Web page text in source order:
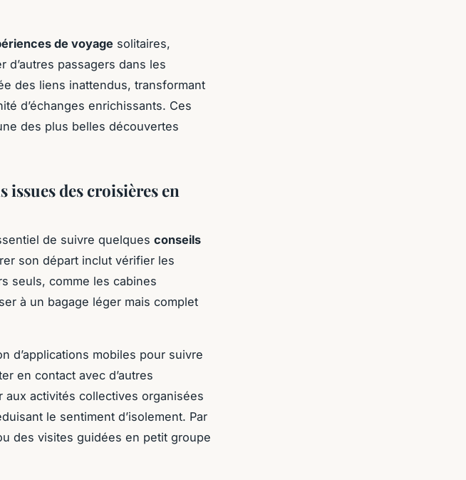
de voyage solitaires,
passagers dans les
des liens inattendus, transformant
d’échanges enrichissants. Ces
des plus belles découvertes
des croisières en
de suivre quelques conseils
son départ inclut vérifier les
seuls, comme les cabines
à un bagage léger mais complet
d’applications mobiles pour suivre
en contact avec d’autres
aux activités collectives organisées
le sentiment d’isolement. Par
des visites guidées en petit groupe